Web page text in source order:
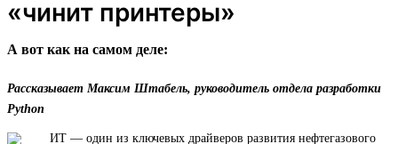
«чинит принтеры»
А вот как на самом деле:
Рассказывает Максим Штабель, руководитель отдела разработки
Python
ИТ — один из ключевых драйверов развития нефтегазового